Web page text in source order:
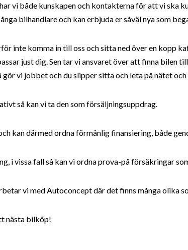
vi både kunskapen och kontakterna för att vi ska
bilhandlare och kan erbjuda er såväl nya som
inte komma in till oss och sitta ned över en kopp
just dig. Sen tar vi ansvaret över att finna bilen
gör vi jobbet och du slipper sitta och leta på nätet
så kan vi ta den som försäljningsuppdrag.
kan därmed ordna förmånlig finansiering, både
i vissa fall så kan vi ordna prova-på försäkringar
vi med Autoconcept där det finns många olika
nästa bilköp!